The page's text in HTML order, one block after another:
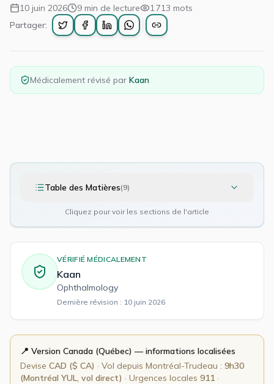
10 juin 2026 9 min de lecture 1 713 mots
Partager:
Médicalement révisé par Kaan
Table des Matières(9)
Cliquez pour voir les sections de l'article
VÉRIFIÉ MÉDICALEMENT
Kaan
Ophthalmology
Dernière révision : 10 juin 2026
📍 Version Canada (Québec) — informations localisées
Devise CAD ($ CA) · Vol depuis Montréal-Trudeau : 9h30
(Montréal YUL, vol direct) · Urgences locales 911 ·